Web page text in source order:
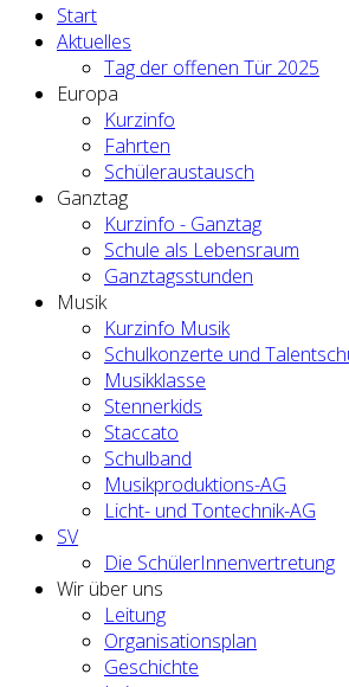
Start
Aktuelles
Tag der offenen Tür 2025
Europa
Kurzinfo
Fahrten
Schüleraustausch
Ganztag
Kurzinfo - Ganztag
Schule als Lebensraum
Ganztagsstunden
Musik
Kurzinfo Musik
Schulkonzerte und
Musikklasse
Stennerkids
Staccato
Schulband
Musikproduktions-AG
Licht- und Tontechnik-AG
SV
Die SchülerInnenvertretung
Wir über uns
Leitung
Organisationsplan
Geschichte